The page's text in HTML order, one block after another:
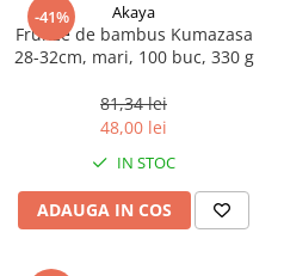
-41% Akaya
Frunze de bambus Kumazasa
28-32cm, mari, 100 buc, 330 g
81,34 lei
48,00 lei
IN STOC
ADAUGA IN COS